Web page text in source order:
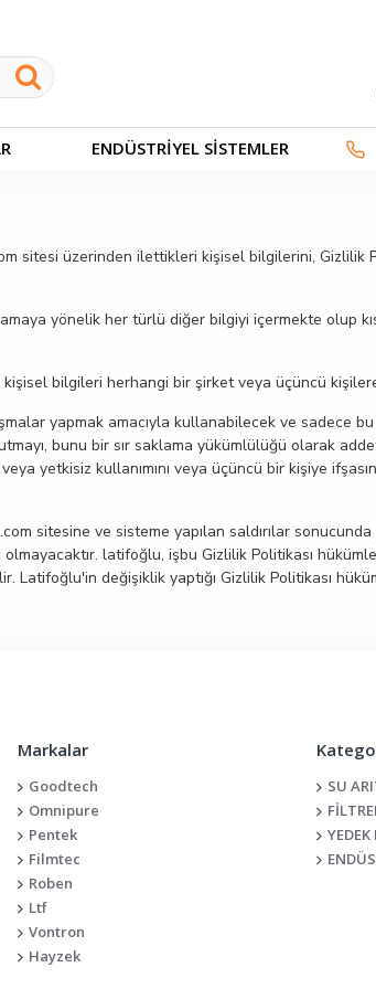
ENDÜSTRİYEL SİSTEMLER
sitesi üzerinden ilettikleri kişisel bilgilerini, Gizlilik
yönelik her türlü diğer bilgiyi içermekte olup
bilgileri herhangi bir şirket veya üçüncü
yapmak amacıyla kullanabilecek ve sadece bu
bunu bir sır saklama yükümlülüğü olarak
yetkisiz kullanımını veya üçüncü bir kişiye
sitesine ve sisteme yapılan saldırılar
latifoğlu, işbu Gizlilik Politikası
değişiklik yaptığı Gizlilik Politikası
Markalar
Goodtech
Omnipure
Pentek
Filmtec
Roben
Ltf
Vontron
Hayzek
SU
YEDEK